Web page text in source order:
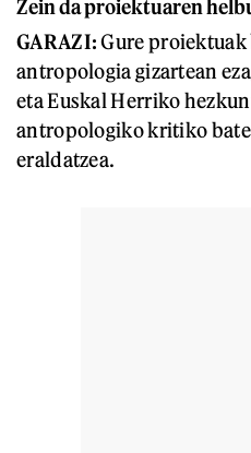
Zein da proiektuaren
GARAZI:Gure
antropologia gizartean
eta Euskal Herriko
antropologiko kritiko
eraldatzea.